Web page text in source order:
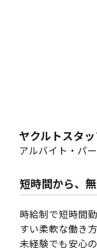
ヤクルトスタ
アルバイト・パ
短時間から、
時給制で短時間
すい柔軟な働き方
未経験でも安心